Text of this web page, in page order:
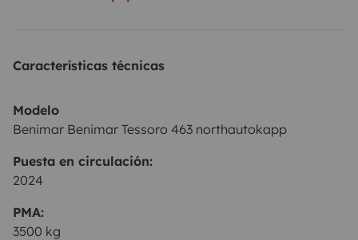
Características técnicas
Modelo
Benimar Benimar Tessoro 463 northautokapp
Puesta en circulación:
2024
PMA:
3500 kg